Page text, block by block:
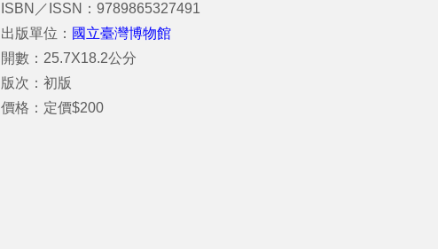
ISBN／ISSN：9789865327491
出版單位： 國立臺灣博物館
開數：25.7X18.2公分
版次：初版
價格：定價$200